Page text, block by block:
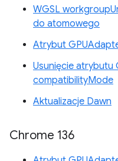
WGSL
do atomowego
Atrybut
Usunięcie atrybutu
compatibilityMode
Aktualizacje Dawn
Chrome 136